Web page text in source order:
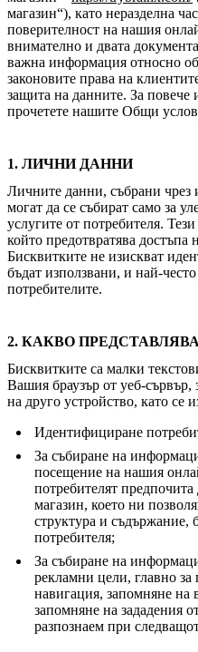
магазин“), като неразделна
поверителност на нашия
внимателно и двата
важна информация относно
законовите права на
защита на данните. За
прочетете нашите Общи
1. ЛИЧНИ ДАННИ
Личните данни, събрани чрез
могат да се събират само за
услугите от потребителя.
който предотвратява достъпа
Бисквитките не изискват
бъдат използвани, и най-
потребителите.
2. КАКВО
Бисквитките са малки
Вашия браузър от уеб-сървър,
на друго устройство, като се
Идентифициране
За събиране на
посещение на нашия
потребителят
магазин, което ни
структура и съдържание,
потребителя;
За събиране на
рекламни цели, главно за
навигация, запомняне на
запомняне на зададения
разпознаем при